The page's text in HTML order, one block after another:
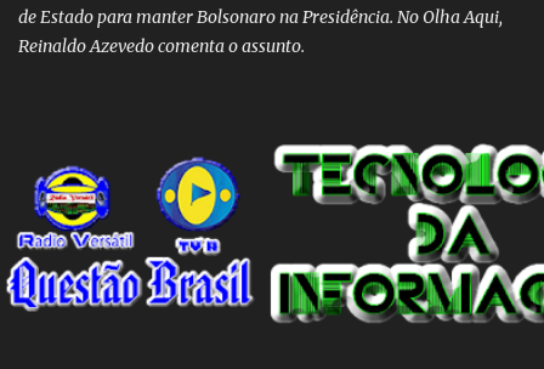
de Estado para manter Bolsonaro na Presidência. No Olha Aqui,
Reinaldo Azevedo comenta o assunto.